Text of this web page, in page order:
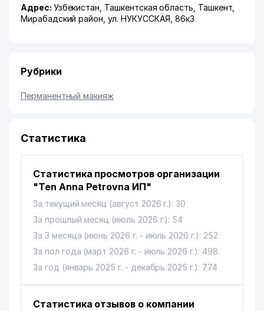
Адрес: Узбекистан, Ташкентская область Ташкент,
Мирабадский район ,ул. НУКУССКАЯ , 86к3
Рубрики
Перманентный макияж
Статистика
Статистика просмотров организации
"Ten Anna Petrovna ИП"
За текущий месяц (август 2026 г.): 30
За прошлый месяц (июль 2026 г.): 54
За 3 месяца (июнь 2026 г. - июль 2026 г.): 252
За пол года (март 2026 г. - июль 2026 г.): 498
За год (январь 2025 г. - декабрь 2025 г.): 774
Статистика отзывов о компании